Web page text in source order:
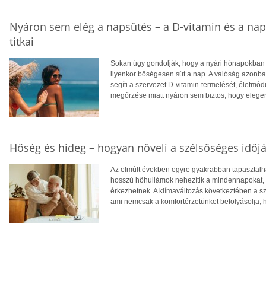
Nyáron sem elég a napsütés – a D-vitamin és a
titkai
Sokan úgy gondolják, hogy a nyári
ilyenkor bőségesen süt a nap. A valóság
segíti a szervezet D-vitamin-termelését,
megőrzése miatt nyáron sem biztos, hogy
Hőség és hideg – hogyan növeli a szélsőséges
Az elmúlt években egyre gyakrabban
hosszú hőhullámok nehezítik a
érkezhetnek. A klímaváltozás következtében a
ami nemcsak a komfortérzetünket